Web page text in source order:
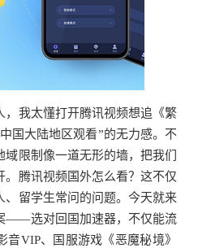
，我太懂打开腾讯视频想追《繁
国大陆地区观看”的无力感。不
限制像一道无形的墙，把我们
。腾讯视频国外怎么看？这不仅
、留学生常问的问题。今天就来
——选对回国加速器，不仅能流
音VIP、国服游戏《恶魔秘境》